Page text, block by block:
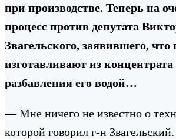
при производстве. Теперь на
процесс против депутата
Звагельского, заявившего, что
изготавливают из
разбавления его водой…
— Мне ничего не известно о
которой говорил г-н